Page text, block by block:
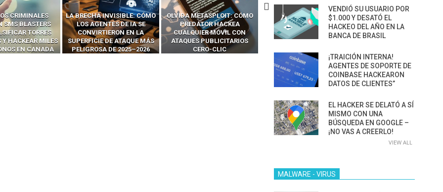
CRIMINALES
SMS BLASTERS
TORRES
Y HACKEAR MILES
EN CANADÁ
LA BRECHA INVISIBLE: CÓMO
LOS AGENTES DE IA SE
CONVIRTIERON EN LA
SUPERFICIE DE ATAQUE MÁS
PELIGROSA DE 2025–2026
OLVIDA METASPLOIT: CÓMO
PREDATOR HACKEA
CUALQUIER MÓVIL CON
ATAQUES PUBLICITARIOS
CERO-CLIC
CÓMO LOS HACKERS
INTERCEPTAN OTPS Y
LLAMADAS MÓVILES SIN
‘HACKEAR’ — EL INCREÍBLE
13 TÉCNICAS
RIDÍCULAMENTE
PARA HACKEAR Y
VENDIÓ SU USUARIO POR
$1.000 Y DESATÓ EL
HACKEO DEL AÑO EN LA
BANCA DE BRASIL
¡TRAICIÓN INTERNA!
AGENTES DE SOPORTE DE
COINBASE HACKEARON
DATOS DE CLIENTES”
EL HACKER SE DELATÓ A SÍ
MISMO CON UNA
BÚSQUEDA EN GOOGLE –
¡NO VAS A CREERLO!
VIEW ALL
MALWARE - VIRUS